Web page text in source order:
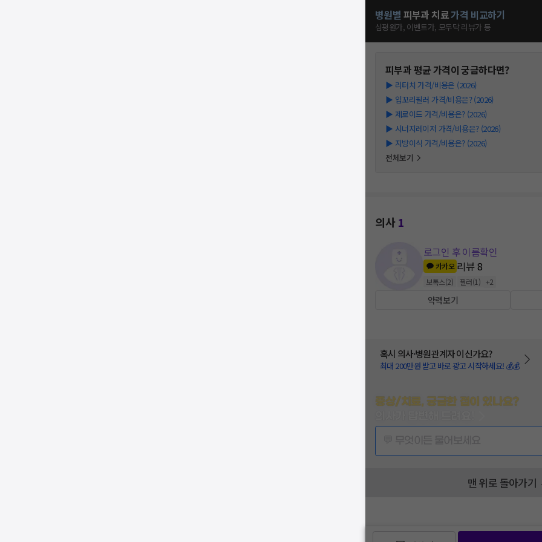
병원별 피부과 치료가격 비교하기
심평원가, 이벤트가, 모두닥 리뷰가 등
피부과평균 가격이 궁금하다면?
▶ 리터치 가격/비용은 (2026)
▶ 입꼬리필러 가격/비용은? (2026)
▶ 제로이드 가격/비용은? (2026)
▶ 시너지레이저 가격/비용은? (2026)
▶ 지방이식 가격/비용은? (2026)
전체보기
의사1
로그인 후 이름확인
카카오 리뷰8
보톡스(2) 필러(1 ) +2
약력보기
혹시 의사·병원관계자 이신가요?
최대 200만원 받고 바로 광고 시작하세요! 💰💰
증상/치료, 궁금한 점이 있나요?
맨 위로 돌아가기